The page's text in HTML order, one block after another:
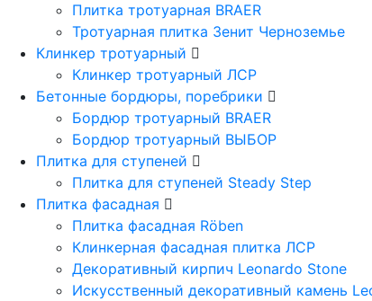
Плитка тротуарная BRAER
Тротуарная плитка Зенит Черноземье
Клинкер тротуарный
Клинкер тротуарный ЛСР
Бетонные бордюры, поребрики
Бордюр тротуарный BRAER
Бордюр тротуарный ВЫБОР
Плитка для ступеней
Плитка для ступеней Steady Step
Плитка фасадная
Плитка фасадная Röben
Клинкерная фасадная плитка ЛСР
Декоративный кирпич Leonardo Stone
Искусственный декоративный камень